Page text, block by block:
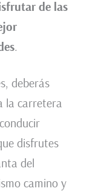
de las
.
deberás
la carretera
disfrutes
del
camino y